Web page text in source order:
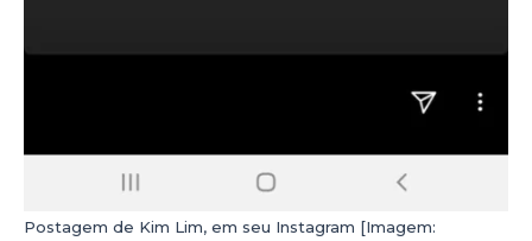
Postagem de Kim Lim, em seu Instagram [Imagem: